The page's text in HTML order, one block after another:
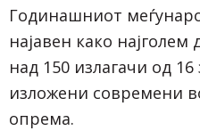
Годинашниот
најавен како најголем
над 150 излагачи од 16
изложени современи
опрема.